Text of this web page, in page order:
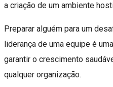
a criação de um ambiente
Preparar alguém para um
liderança de uma equipe é
garantir o crescimento
qualquer organização.